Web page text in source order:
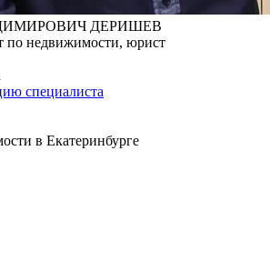
ДЕРИШЕВ
по недвижимости, юрист
специалиста
в Екатеринбурге